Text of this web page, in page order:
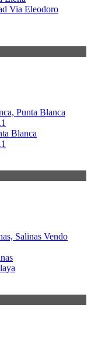
Via Eleodoro
Blanca